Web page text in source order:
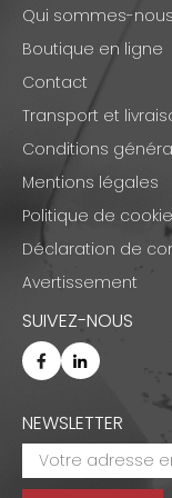
Qui sommes-
Boutique en ligne
Contact
Transport et
Conditions
Mentions légales
Politique de
Déclaration de
Avertissement
SUIVEZ-NOUS
NEWSLETTER